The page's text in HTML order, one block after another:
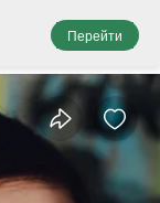
Перейти